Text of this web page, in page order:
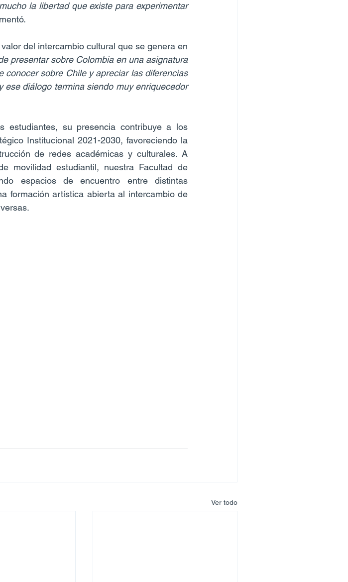
la libertad que existe para experimentar
del intercambio cultural que se genera en
presentar sobre Colombia en una asignatura
sobre Chile y apreciar las diferencias
diálogo termina siendo muy enriquecedor
estudiantes, su presencia contribuye a los
Institucional 2021-2030, favoreciendo la
de redes académicas y culturales. A
movilidad estudiantil, nuestra Facultad de
espacios de encuentro entre distintas
formación artística abierta al intercambio de
Ver todo